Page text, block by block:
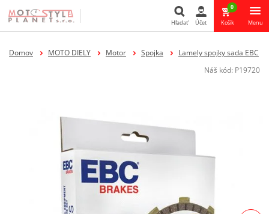
Hľadať
Hľadať Účet
0
Košík Menu
Domov MOTO DIELY Motor Spojka
Lamely spojky sada EBC
Náš kód: P19720